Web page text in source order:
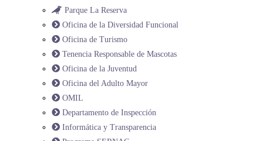
Parque La Reserva
Oficina de la Diversidad Funcional
Oficina de Turismo
Tenencia Responsable de Mascotas
Oficina de la Juventud
Oficina del Adulto Mayor
OMIL
Departamento de Inspección
Informática y Transparencia